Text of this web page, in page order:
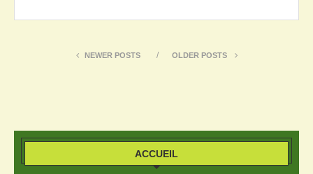
NEWER POSTS OLDER POSTS
ACCUEIL